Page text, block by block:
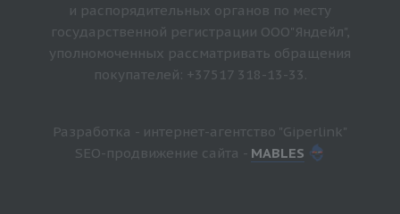
и распорядительных органов по месту
государственной регистрации ООО"Яндейл",
уполномоченных рассматривать обращения
покупателей: +37517 318-13-33.
Разработка - интернет-агентство "Giperlink"
SEO-продвижение сайта - MABLES